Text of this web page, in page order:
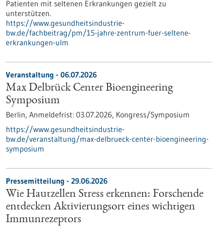
Patienten mit seltenen Erkrankungen gezielt zu
unterstützen.
https://www.gesundheitsindustrie-
bw.de/fachbeitrag/pm/15-jahre-zentrum-fuer-seltene-
erkrankungen-ulm
Veranstaltung - 06.07.2026
Max Delbrück Center Bioengineering
Symposium
Berlin, Anmeldefrist: 03.07.2026, Kongress/Symposium
https://www.gesundheitsindustrie-
bw.de/veranstaltung/max-delbrueck-center-bioengineering-
symposium
Pressemitteilung - 29.06.2026
Wie Hautzellen Stress erkennen: Forschende
entdecken Aktivierungsort eines wichtigen
Immunrezeptors